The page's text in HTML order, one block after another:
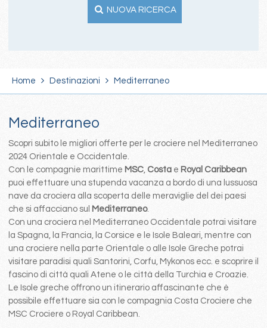
NUOVA RICERCA
Home Destinazioni Mediterraneo
Mediterraneo
Scopri subito le migliori offerte per le crociere nel Mediterraneo
2024 Orientale e Occidentale.
Con le compagnie marittime MSC, Costa e Royal Caribbean
puoi effettuare una stupenda vacanza a bordo di una lussuosa
nave da crociera alla scoperta delle meraviglie del dei paesi
che si affacciano sul Mediterraneo.
Con una crociera nel Mediterraneo Occidentale potrai visitare
la Spagna, la Francia, la Corsice e le Isole Baleari, mentre con
una crociere nella parte Orientale o alle Isole Greche potrai
visitare paradisi quali Santorini, Corfu, Mykonos ecc. e scoprire il
fascino di città quali Atene o le città della Turchia e Croazie.
Le Isole greche offrono un itinerario affascinante che è
possibile effettuare sia con le compagnia Costa Crociere che
MSC Crociere o Royal Caribbean.